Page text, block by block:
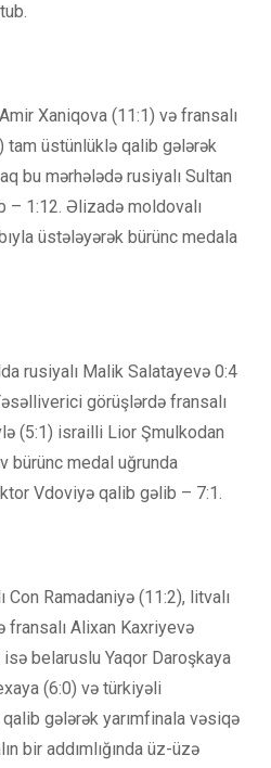
Xaniqova (11:1) və fransalı
tam üstünlüklə qalib gələrək
bu mərhələdə rusiyalı Sultan
– 1:12. Əlizadə moldovalı
üstələyərək bürünc medala
rusiyalı Malik Salatayevə 0:4
görüşlərdə fransalı
(5:1) israilli Lior Şmulkodan
bürünc medal uğrunda
Vdoviyə qalib gəlib – 7:1.
Con Ramadaniyə (11:2), litvalı
fransalı Alixan Kaxriyevə
belaruslu Yaqor Daroşkaya
(6:0) və türkiyəli
gələrək yarımfinala vəsiqə
bir addımlığında üz-üzə